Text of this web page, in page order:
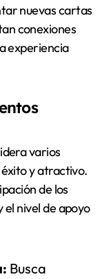
nuevas cartas
conexiones
experiencia
varios
y atractivo.
de los
nivel de apoyo
Busca